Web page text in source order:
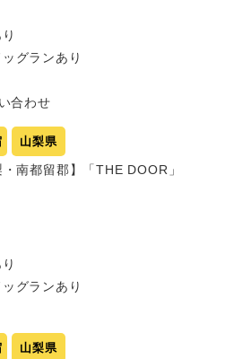
グランあり
合わせ
山梨県
・南都留郡】「THE DOOR」
グランあり
山梨県